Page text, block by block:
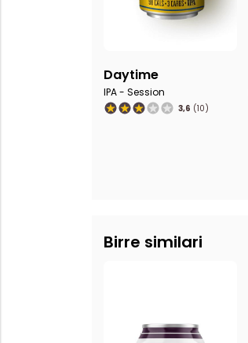
Daytime
IPA - Session
3,6 (10)
Birre similari